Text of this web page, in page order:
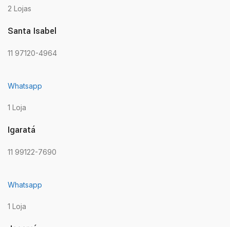
2 Lojas
Santa Isabel
11 97120-4964
Whatsapp
1 Loja
Igaratá
11 99122-7690
Whatsapp
1 Loja